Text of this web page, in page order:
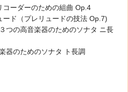
ーダーのための組曲 Op.4
ド（プレリュードの技法 Op.7)
つの高音楽器のためのソナタ ニ長
器のためのソナタ ト長調